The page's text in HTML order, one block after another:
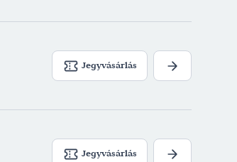
Attila: Meseautó
- Szereplő - Nagyszínház
Szente Vajk)
Péter)
Jegyvásárlás
Jegyvásárlás